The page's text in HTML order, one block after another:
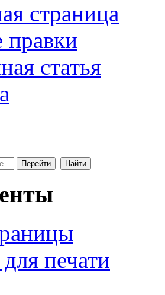
страница
статья
печати